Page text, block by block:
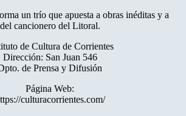
un trío que apuesta a obras inéditas y a
cancionero del Litoral.
de Cultura de Corrientes
Dirección: San Juan 546
de Prensa y Difusión
Página Web:
culturacorrientes.com/